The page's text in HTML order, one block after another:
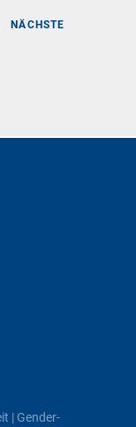
NÄCHSTE
| Gender-